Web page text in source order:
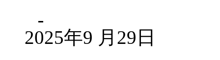
2025年9 月29日